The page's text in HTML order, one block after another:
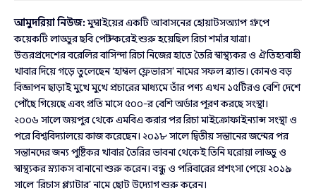
আমুদরিয়া নিউজ:মুম্বাইয়ের একটি আবাসনের হোয়াটসঅ্যাপ গ্রুপে
কয়েকটি লাড্ডুর ছবি পোস্ট করেই শুরু হয়েছিল রিচা শর্মার যাত্রা।
উত্তরপ্রদেশের বরেলির বাসিন্দা রিচা নিজের হাতে তৈরি স্বাস্থ্যকর ও ঐতিহ্যবাহী
খাবার দিয়ে গড়ে তুলেছেন ‘হাম্বল ফ্লেভারস’ নামের সফল ব্র্যান্ড। কোনও বড়
বিজ্ঞাপন ছাড়াই মুখে মুখে প্রচারের মাধ্যমে তাঁর পণ্য এখন ১৫টিরও বেশি দেশে
পৌঁছে গিয়েছে এবং প্রতি মাসে ৫০০-র বেশি অর্ডার পূরণ করছে সংস্থা।
২০০৬ সালে জয়পুর থেকে এমবিএ করার পর রিচা মাইক্রোফাইন্যান্স সংস্থা ও
পরে বিশ্ববিদ্যালয়ে কাজ করেছেন। ২০১৮ সালে দ্বিতীয় সন্তানের জন্মের পর
সন্তানদের জন্য পুষ্টিকর খাবার তৈরির ভাবনা থেকেই তিনি ঘরোয়া লাড্ডু ও
স্বাস্থ্যকর স্ন্যাকস বানানো শুরু করেন। বন্ধু ও পরিবারের প্রশংসা পেয়ে ২০১৯
সালে ‘রিচাস প্ল্যাটার’ নামে ছোট উদ্যোগ শুরু করেন।